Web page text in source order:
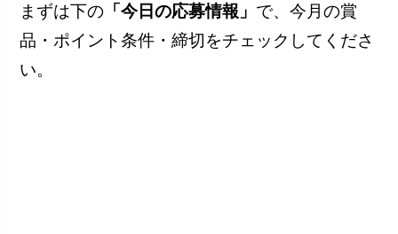
まずは下の 「今日の応募情報」 で、今月の賞
品・ポイント条件・締切をチェックしてくださ
い。